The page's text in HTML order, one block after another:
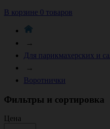
В корзине 0 товаров
→
Для парикмахерских и
→
Воротнички
Фильтры и сортировка
Цена